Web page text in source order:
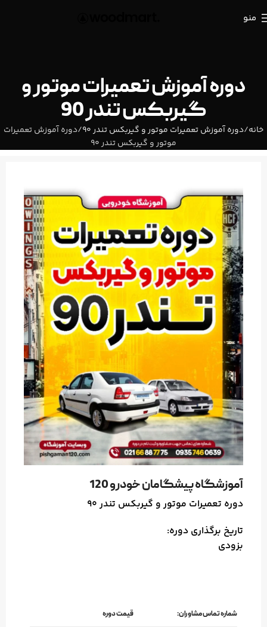
منو
دوره آموزش تعمیرات موتور و
گیربکس تندر 90
خانه دوره آموزش تعمیرات موتور و گیربکس تندر 90
دوره آموزش تعمیرات
موتور و گیربکس تندر 90
آموزشگاه پیشگامان خودرو 120
دوره تعمیرات موتور و گیربکس تندر 90
تاریخ برگذاری دوره:
بزودی
شماره تماس مشاوران: قیمت دوره